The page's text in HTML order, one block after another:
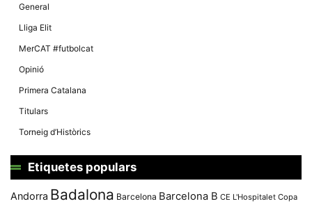
General
Lliga Elit
MerCAT #futbolcat
Opinió
Primera Catalana
Titulars
Torneig d’Històrics
Etiquetes populars
Andorra Badalona Barcelona Barcelona B CE L'Hospitalet Copa